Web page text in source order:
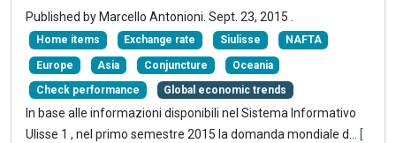
Published by Marcello Antonioni. Sept. 23, 2015 .
Home items Exchange rate Siulisse NAFTA
Europe Asia Conjuncture Oceania
Check performance Global economic trends
In base alle informazioni disponibili nel Sistema Informativo
Ulisse 1 , nel primo semestre 2015 la domanda mondiale d... [